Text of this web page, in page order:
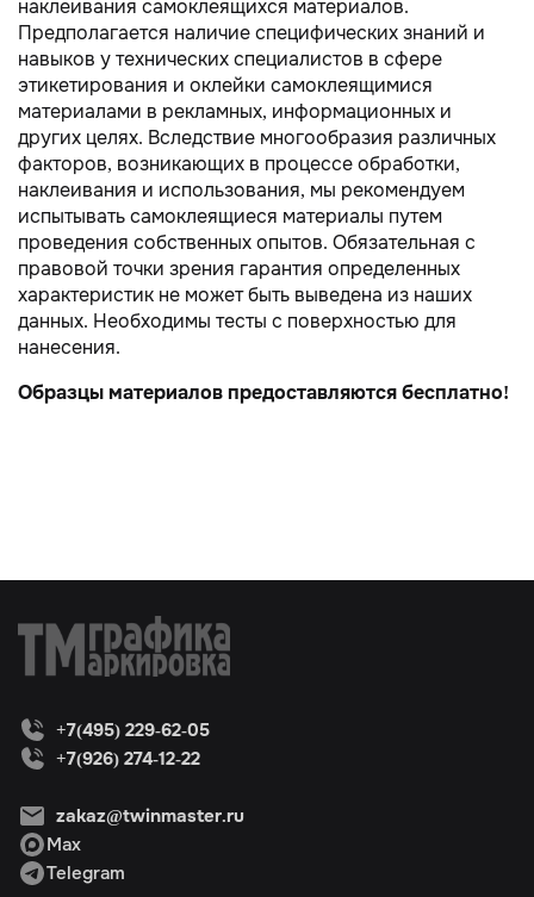
наклеивания самоклеящихся материалов.
Предполагается наличие специфических знаний и
навыков у технических специалистов в сфере
этикетирования и оклейки самоклеящимися
материалами в рекламных, информационных и
других целях. Вследствие многообразия различных
факторов, возникающих в процессе обработки,
наклеивания и использования, мы рекомендуем
испытывать самоклеящиеся материалы путем
проведения собственных опытов. Обязательная с
правовой точки зрения гарантия определенных
характеристик не может быть выведена из наших
данных. Необходимы тесты с поверхностью для
нанесения.
Образцы материалов предоставляются бесплатно!
+7(495) 229-62-05
+7(926) 274-12-22
zakaz@twinmaster.ru
Max
Telegram